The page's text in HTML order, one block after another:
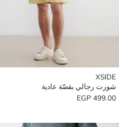
XSIDE
شورت رجالي بقصّة عادية
499.00 EGP